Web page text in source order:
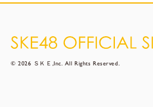
© 2026 ＳＫＥ,Inc. All Rights Reserved.